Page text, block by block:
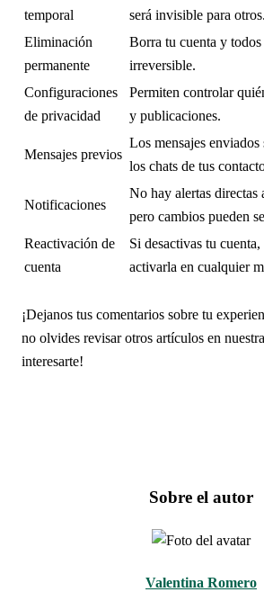
temporal
será invisible para otros.
Eliminación
permanente
Borra tu cuenta y todos
irreversible.
Configuraciones
de privacidad
Permiten controlar
y publicaciones.
Mensajes previos
Los mensajes
los chats de tus
Notificaciones
No hay alertas directas
pero cambios pueden
Reactivación de
cuenta
Si desactivas tu
activarla en cualquier
¡Dejanos tus comentarios sobre tu
no olvides revisar otros artículos en
interesarte!
Sobre el autor
Valentina Romero